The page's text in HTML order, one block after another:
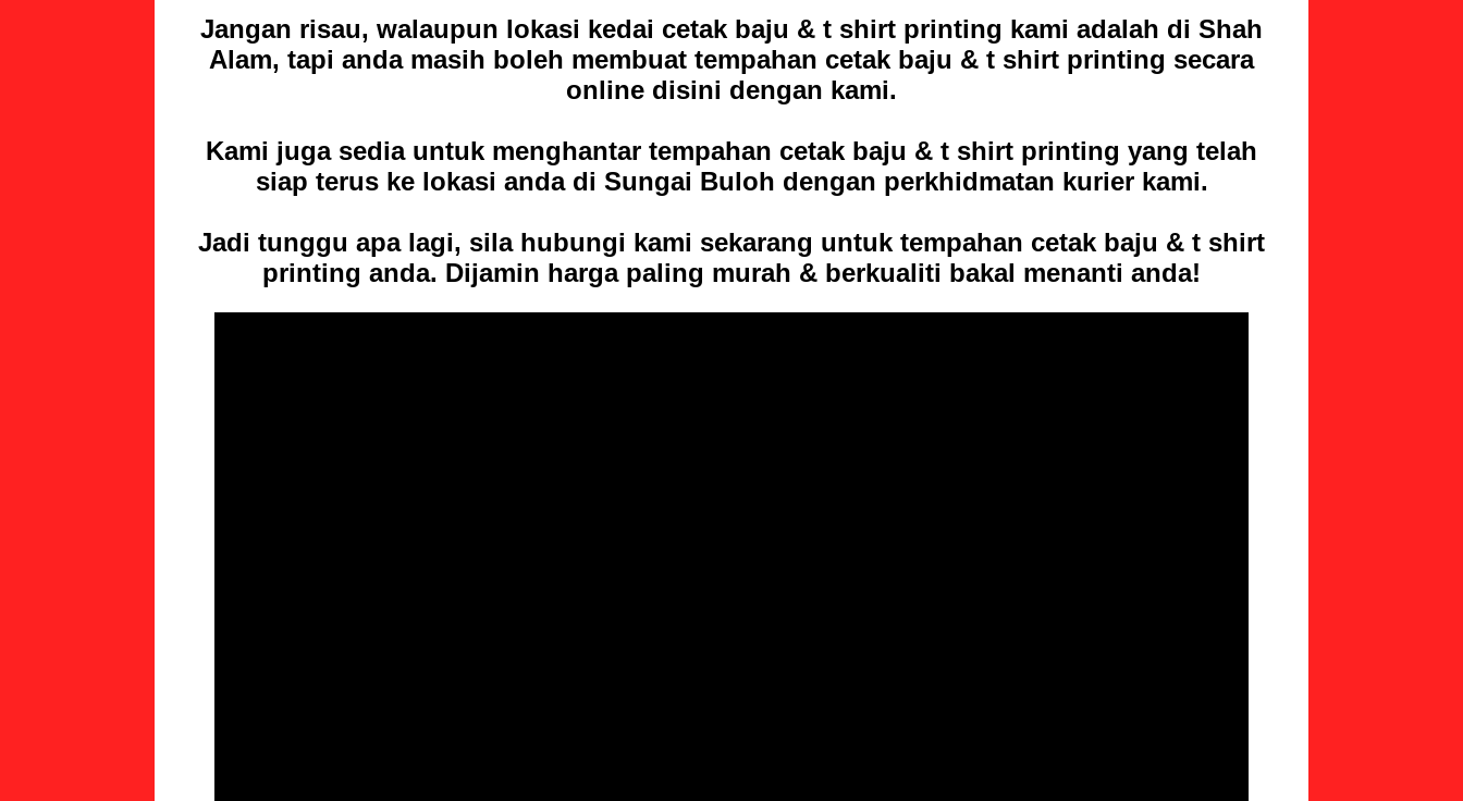
Jangan risau, walaupun lokasi kedai cetak baju & t shirt printing kami adalah di Shah
Alam, tapi anda masih boleh membuat tempahan cetak baju & t shirt printing secara
online disini dengan kami.
Kami juga sedia untuk menghantar tempahan cetak baju & t shirt printing yang telah
siap terus ke lokasi anda di Sungai Buloh dengan perkhidmatan kurier kami.
Jadi tunggu apa lagi, sila hubungi kami sekarang untuk tempahan cetak baju & t shirt
printing anda. Dijamin harga paling murah & berkualiti bakal menanti anda!